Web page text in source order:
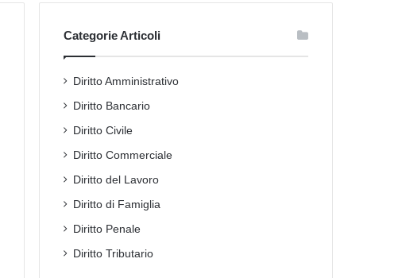
Categorie Articoli
Diritto Amministrativo
Diritto Bancario
Diritto Civile
Diritto Commerciale
Diritto del Lavoro
Diritto di Famiglia
Diritto Penale
Diritto Tributario